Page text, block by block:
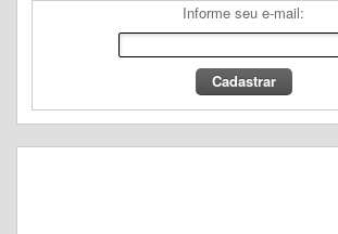
Informe seu e-mail: